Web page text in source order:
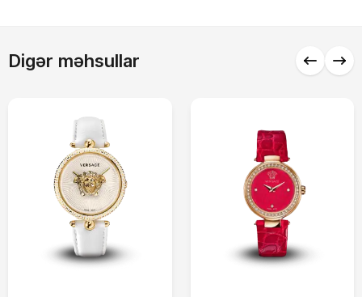
Digər məhsullar